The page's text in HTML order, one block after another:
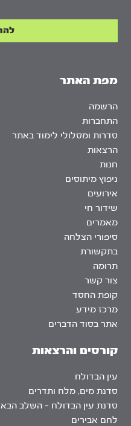
מפת האתר
הרשמה
התחברות
סדרות ומסלולי לימוד באתר
הרצאות
חנות
ניפוץ מיתוסים
אירועים
שידור חי
מאמרים
סיפורי הצלחה
בתקשורת
תרומה
צור קשר
קופת החסד
מרכז מידע
אתר בסוד הדברים
קורסים והרצאות
עין הבדולח
סדנת מים, מלח ותדרים
סדנת עין הבדולח – השלב הבא
לחם אבירים